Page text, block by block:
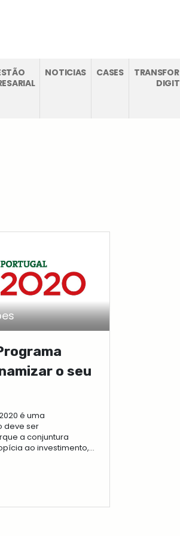
NOTICIAS CASES
o seu
é uma
deve ser
a conjuntura
ao investimento,
forma de aumentar a